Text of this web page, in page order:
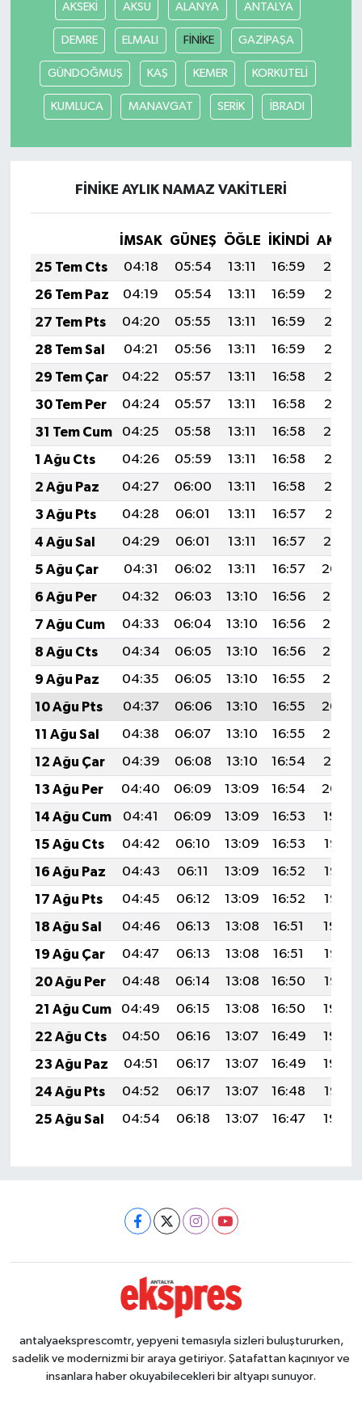
AKSEKİ AKSU ALANYA ANTALYA
DEMRE ELMALI FİNİKE GAZİPAŞA
GÜNDOĞMUŞ KAŞ KEMER KORKUTELİ
KUMLUCA MANAVGAT SERİK İBRADI
FİNİKE AYLIK NAMAZ VAKITLERI
İMSAK GÜNEŞ ÖĞLE İKINDI
25 Tem Cts
04:18 05:54 13:11 16:59
20:19
26 Tem Paz
04:19 05:54 13:11 16:59
20:18
27 Tem Pts
04:20 05:55 13:11 16:59
20:17
28 Tem Sal
04:21 05:56 13:11 16:59
20:16
29 Tem Çar
04:22 05:57 13:11 16:58
20:15
30 Tem Per
04:24 05:57 13:11 16:58
20:15
31 Tem Cum
04:25 05:58 13:11 16:58
20:14
1 Ağu Cts
04:26 05:59 13:11 16:58
20:13
2 Ağu Paz
04:27 06:00 13:11 16:58
20:12
3 Ağu Pts
04:28 06:01 13:11 16:57
20:11
4 Ağu Sal
04:29 06:01 13:11 16:57
20:10
5 Ağu Çar
04:31 06:02 13:11 16:57
20:09
6 Ağu Per
04:32 06:03 13:10 16:56
20:08
7 Ağu Cum
04:33 06:04 13:10 16:56
20:07
8 Ağu Cts
04:34 06:05 13:10 16:56
20:06
9 Ağu Paz
04:35 06:05 13:10 16:55
20:05
10 Ağu Pts
04:37 06:06 13:10 16:55
20:04
11 Ağu Sal
04:38 06:07 13:10 16:55
20:03
12 Ağu Çar
04:39 06:08 13:10 16:54
20:01
13 Ağu Per
04:40 06:09 13:09 16:54
20:00
14 Ağu Cum
04:41 06:09 13:09 16:53
19:59
15 Ağu Cts
04:42 06:10 13:09 16:53
19:58
16 Ağu Paz
04:43 06:11 13:09 16:52
19:57
17 Ağu Pts
04:45 06:12 13:09 16:52
19:56
18 Ağu Sal
04:46 06:13 13:08 16:51
19:54
19 Ağu Çar
04:47 06:13 13:08 16:51
19:53
20 Ağu Per
04:48 06:14 13:08 16:50
19:52
21 Ağu Cum
04:49 06:15 13:08 16:50
19:50
22 Ağu Cts
04:50 06:16 13:07 16:49
19:49
23 Ağu Paz
04:51 06:17 13:07 16:49
19:48
24 Ağu Pts
04:52 06:17 13:07 16:48
19:47
25 Ağu Sal
04:54 06:18 13:07 16:47 19:45
antalyaeksprescomtr, yepyeni temasıyla sizleri buluştururken,
sadelik ve modernizmi bir araya getiriyor. Şatafattan kaçınıyor ve
insanlara haber okuyabilecekleri bir altyapı sunuyor.